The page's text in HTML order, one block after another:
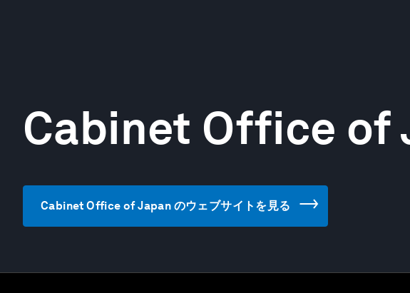
Cabinet Office of
Cabinet Office of Japan のウェブサイトを見る